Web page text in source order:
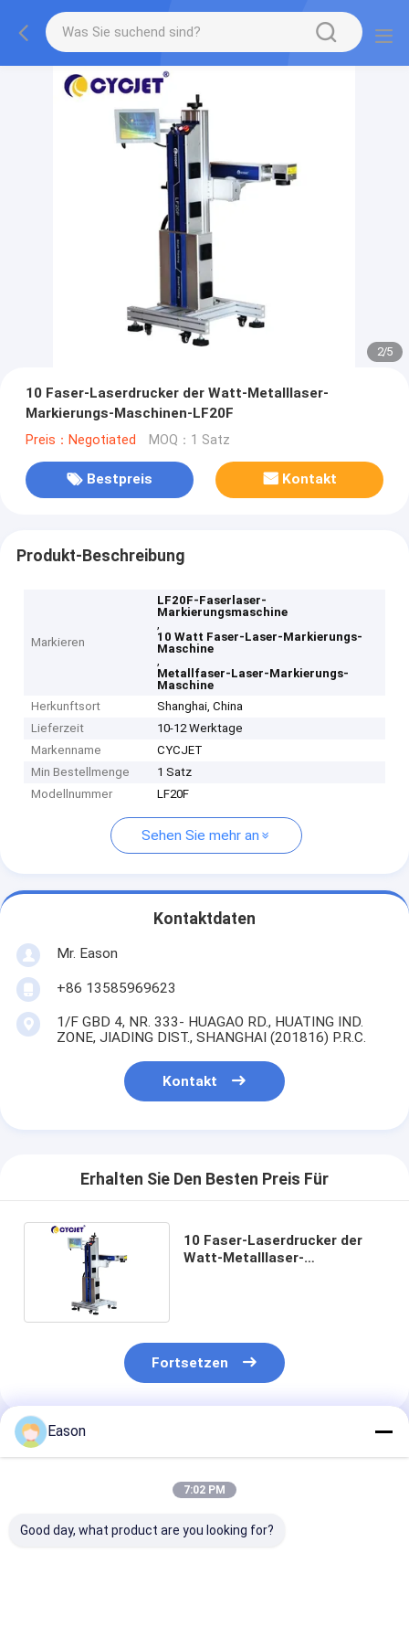
2/5
10 Faser-Laserdrucker der Watt-Metalllaser-
Markierungs-Maschinen-LF20F
Preis：Negotiated MOQ：1 Satz
Bestpreis Kontakt
Produkt-Beschreibung
Markieren
LF20F-Faserlaser-
Markierungsmaschine
,
10 Watt Faser-Laser-Markierungs-
Maschine
,
Metallfaser-Laser-Markierungs-
Maschine
Herkunftsort
Shanghai, China
Lieferzeit
10-12 Werktage
Markenname
CYCJET
Min Bestellmenge
1 Satz
Modellnummer
LF20F
Sehen Sie mehr an
Kontaktdaten
Mr. Eason
+86 13585969623
1/F GBD 4, NR. 333- HUAGAO RD., HUATING IND.
ZONE, JIADING DIST., SHANGHAI (201816) P.R.C.
Kontakt
Erhalten Sie Den Besten Preis Für
10 Faser-Laserdrucker der
Watt-Metalllaser-
Fortsetzen
Empfohlene Produkte
Eason
7:02 PM
Good day, what product are you looking for?